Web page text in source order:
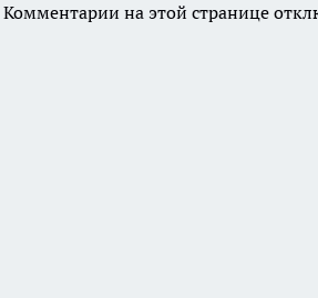
Комментарии на этой странице